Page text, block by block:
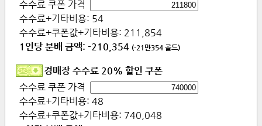
수수료 쿠폰 가격
수수료+기타비용: 54
수수료+쿠폰값+기타비용: 211,854
1인당 분배 금액: -210,354 (-21만354 골드)
경매장 수수료 20% 할인 쿠폰
수수료 쿠폰 가격
수수료+기타비용: 48
수수료+쿠폰값+기타비용: 740,048